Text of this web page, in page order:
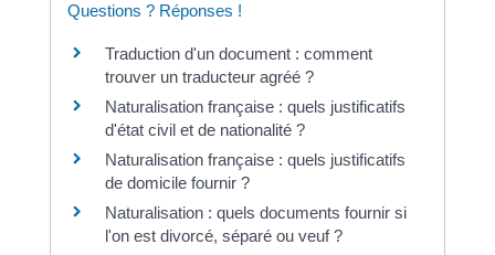
Questions ? Réponses !
Traduction d'un document : comment
trouver un traducteur agréé ?
Naturalisation française : quels justificatifs
d'état civil et de nationalité ?
Naturalisation française : quels justificatifs
de domicile fournir ?
Naturalisation : quels documents fournir si
l'on est divorcé, séparé ou veuf ?